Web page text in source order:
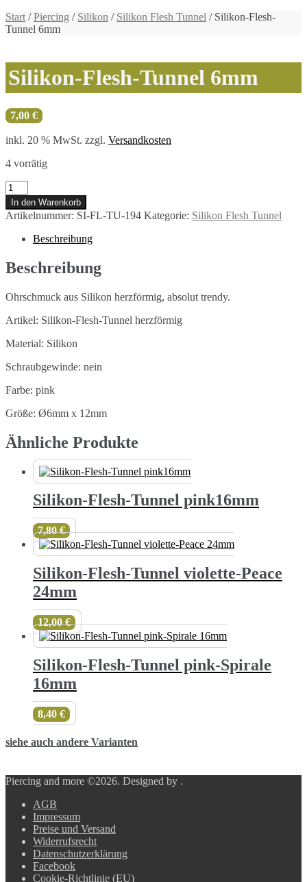
Start /Piercing / Silikon / Silikon Flesh Tunnel / Silikon-Flesh-
Tunnel 6mm
Silikon-Flesh-Tunnel 6mm
7,00 €
inkl. 20 % MwSt. zzgl. Versandkosten
4 vorrätig
Silikon-
Flesh-
Tunnel
6mm
Menge
In den Warenkorb
Artikelnummer: SI-FL-TU-194 Kategorie: Silikon Flesh Tunnel
Beschreibung
Beschreibung
Ohrschmuck aus Silikon herzförmig, absolut trendy.
Artikel: Silikon-Flesh-Tunnel herzförmig
Material: Silikon
Schraubgewinde: nein
Farbe: pink
Größe: Ø6mm x 12mm
Ähnliche Produkte
Silikon-Flesh-Tunnel pink16mm
7,80€
Silikon-Flesh-Tunnel violette-Peace
24mm
12,00€
Silikon-Flesh-Tunnel pink-Spirale
16mm
8,40 €
siehe auch andere Varianten
Piercing and more ©2026. Designed by .
AGB
Impressum
Preise und Versand
Widerrufsrecht
Datenschutzerklärung
Facebook
Cookie-Richtlinie (EU)